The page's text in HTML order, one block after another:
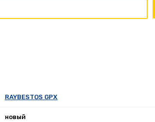
RAYBESTOS GPX
новый